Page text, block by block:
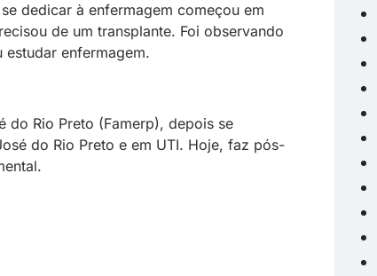
dedicar à enfermagem começou em
de um transplante. Foi observando
enfermagem.
do Rio Preto (Famerp), depois se
do Rio Preto e em UTI. Hoje, faz pós-